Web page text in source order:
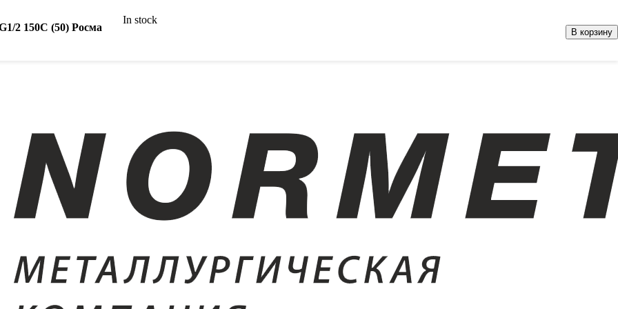
2 150C (50) Росма
In stock
В корзину